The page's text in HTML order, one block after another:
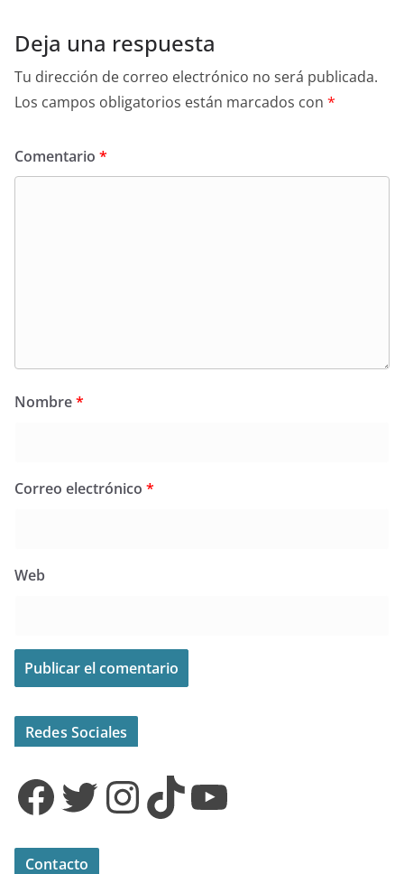
Deja una respuesta
Tu dirección de correo electrónico no será publicada.
Los campos obligatorios están marcados con *
Comentario *
Nombre*
Correo electrónico *
Web
Redes Sociales
Facebook Twitter InstagramTikTok YouTube
Contacto